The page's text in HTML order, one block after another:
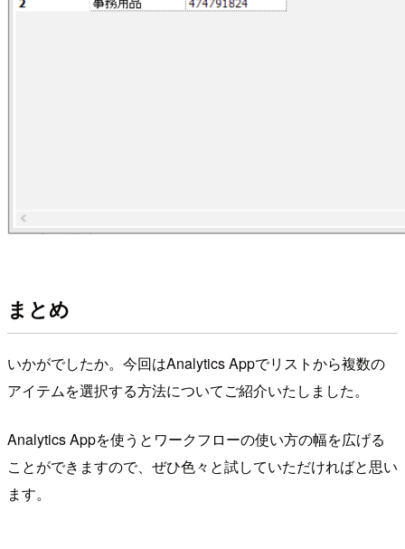
まとめ
いかがでしたか。今回はAnalytics Appでリストから複数の
アイテムを選択する方法についてご紹介いたしました。
Analytics Appを使うとワークフローの使い方の幅を広げる
ことができますので、ぜひ色々と試していただければと思い
ます。